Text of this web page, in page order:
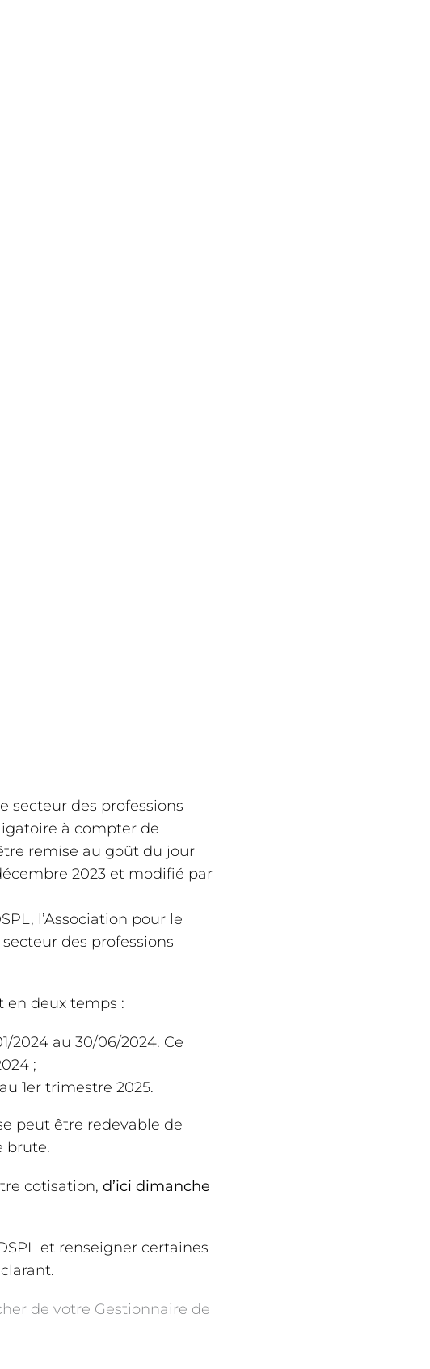
secteur des professions
à compter de
remise au goût du jour
2023 et modifié par
l’Association pour le
des professions
en deux temps :
2024 au 30/06/2024. Ce
;
1er trimestre 2025.
peut être redevable de
brute.
cotisation, d’ici dimanche
et renseigner certaines
de votre Gestionnaire de